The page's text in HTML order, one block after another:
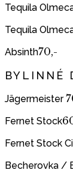
Tequila
Tequila
Absinth70,-
BYLINNÉ
Jägermeister
Fernet Stock
Fernet Stock
Becherovka /